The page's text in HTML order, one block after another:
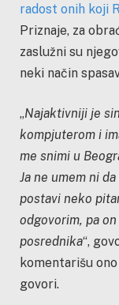
radost onih koji
Priznaje, za
zaslužni su
neki način
„Najaktivniji je
kompjuterom i
me snimi u
Ja ne umem ni
postavi neko
odgovorim, pa
posrednika“,
komentarišu
govori.